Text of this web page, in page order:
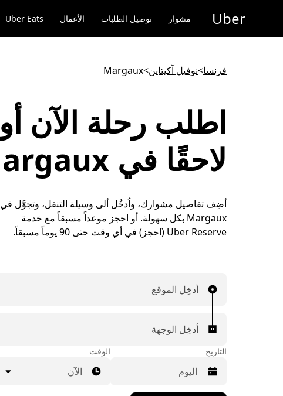
المحتوى
Uber مشوار توصيل الطلبات الأعمال Uber Eats
فرنسا>نوفيل آكيتاين>
Margaux
اطلب رحلة الآن أو
لاحقًا في Margaux
أضِف تفاصيل مشوارك، واُدخُل ألى وسيلة التنقل، وتجوَّل في
Margaux بكل سهولة. أو احجز موعداً مسبقاً مع خدمة
Uber Reserve (احجز) في أي وقت حتى 90 يوماً مسبقاً.
أدخِل الموقع
أدخِل الوجهة
التاريخ الوقت
الآن